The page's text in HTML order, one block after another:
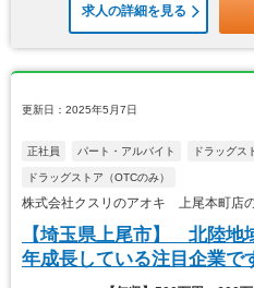
求人の詳細を見る
更新日：2025年5月7日
正社員 パート・アルバイト ドラッグス
ドラッグストア（OTCのみ）
株式会社クスリのアオキ 上尾本町店
【埼玉県上尾市】 北陸地
年成長している注目企業で